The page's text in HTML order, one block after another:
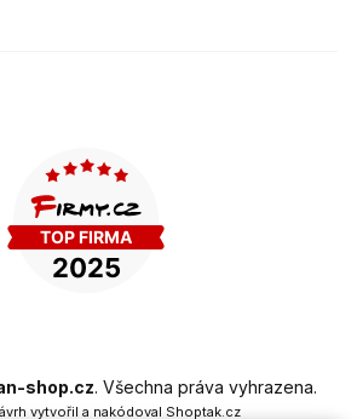
shop.cz. Všechna práva vyhrazena.
vytvořil a nakódoval Shoptak.cz